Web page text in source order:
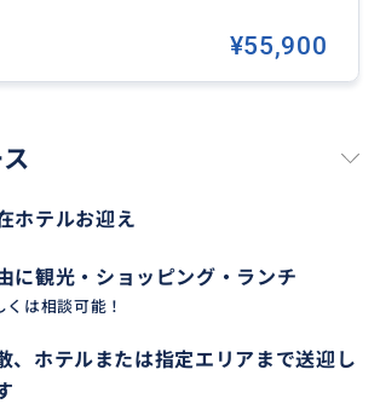
¥55,900
ホテルお迎え
に観光・ショッピング・ランチ
くは相談可能！
、ホテルまたは指定エリアまで送迎し